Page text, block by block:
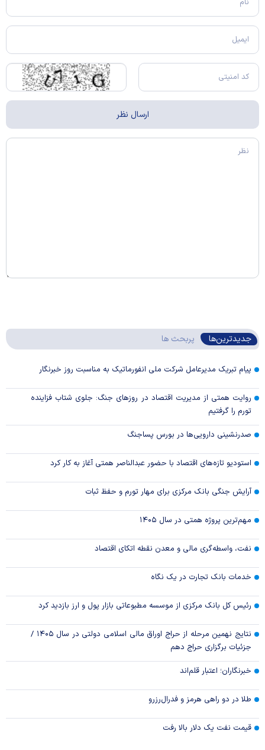
جدیدترین‌ها پربحث ها
پیام تبریک مدیرعامل شرکت ملی انفورماتیک به مناسبت روز خبرنگار
روایت همتی از مدیریت اقتصاد در روزهای جنگ: جلوی شتاب فزاینده
تورم را گرفتیم
صدرنشینی دارویی‌ها در بورس پساجنگ
استودیو تازه‌های اقتصاد با حضور عبدالناصر همتی آغاز به کار کرد
آرایش جنگی بانک مرکزی برای مهار تورم و حفظ ثبات
مهم‌ترین پروژه همتی در سال ۱۴۰۵
نفت، واسطه‌گری مالی و معدن نقطه اتکای اقتصاد
خدمات بانک تجارت در یک نگاه
رئیس کل بانک مرکزی از موسسه مطبوعاتی بازار پول و ارز بازدید کرد
نتایج نهمین مرحله از حراج اوراق مالی اسلامی دولتی در سال ۱۴۰۵ /
جزئیات برگزاری حراج دهم
خبرنگاران؛ اعتبار قلم‌اند
طلا در دو راهی هرمز و فدرال‌رزرو
قیمت نفت یک دلار بالا رفت